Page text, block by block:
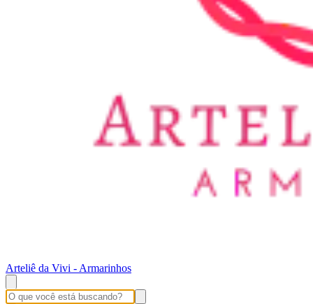
Arteliê da Vivi - Armarinhos